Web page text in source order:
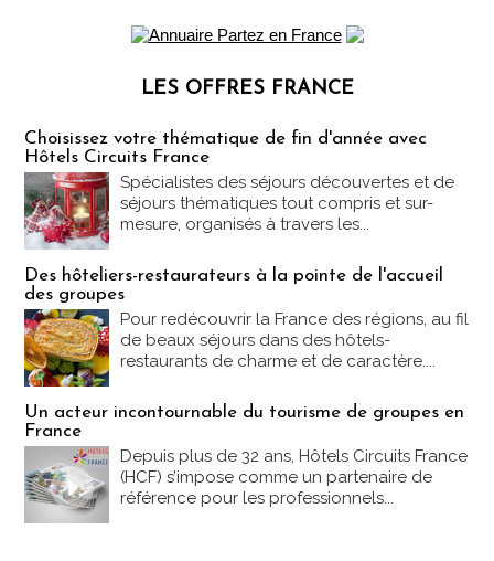
LES OFFRES FRANCE
Choisissez votre thématique de fin d'année avec
Hôtels Circuits France
Spécialistes des séjours découvertes et de
séjours thématiques tout compris et sur-
mesure, organisés à travers les...
Des hôteliers-restaurateurs à la pointe de l'accueil
des groupes
Pour redécouvrir la France des régions, au fil
de beaux séjours dans des hôtels-
restaurants de charme et de caractère....
Un acteur incontournable du tourisme de groupes en
France
Depuis plus de 32 ans, Hôtels Circuits France
(HCF) s’impose comme un partenaire de
référence pour les professionnels...